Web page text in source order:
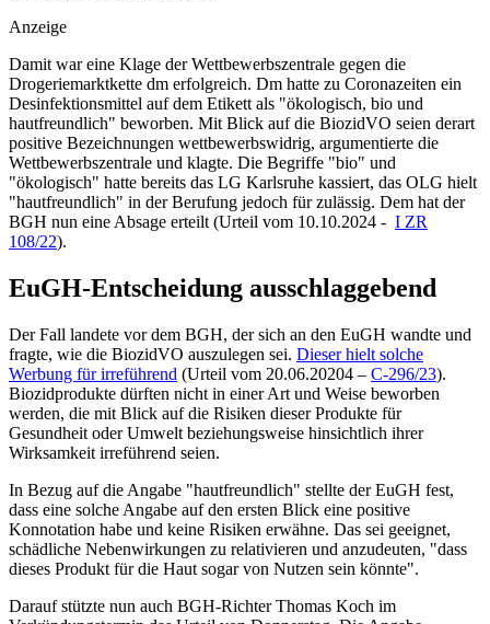
Anzeige
Damit war eine Klage der Wettbewerbszentrale gegen die
Drogeriemarktkette dm erfolgreich. Dm hatte zu Coronazeiten ein
Desinfektionsmittel auf dem Etikett als "ökologisch, bio und
hautfreundlich" beworben. Mit Blick auf die BiozidVO seien derart
positive Bezeichnungen wettbewerbswidrig, argumentierte die
Wettbewerbszentrale und klagte. Die Begriffe "bio" und
"ökologisch" hatte bereits das LG Karlsruhe kassiert, das OLG hielt
"hautfreundlich" in der Berufung jedoch für zulässig. Dem hat der
BGH nun eine Absage erteilt (Urteil vom 10.10.2024 - I ZR
108/22).
EuGH-Entscheidung ausschlaggebend
Der Fall landete vor dem BGH, der sich an den EuGH wandte und
fragte, wie die BiozidVO auszulegen sei. Dieser hielt solche
Werbung für irreführend (Urteil vom 20.06.20204 – C-296/23).
Biozidprodukte dürften nicht in einer Art und Weise beworben
werden, die mit Blick auf die Risiken dieser Produkte für
Gesundheit oder Umwelt beziehungsweise hinsichtlich ihrer
Wirksamkeit irreführend seien.
In Bezug auf die Angabe "hautfreundlich" stellte derEuGH fest,
dass eine solche Angabe auf den ersten Blick eine positive
Konnotation habe und keine Risiken erwähne. Das sei geeignet,
schädliche Nebenwirkungen zu relativieren und anzudeuten, "dass
dieses Produkt für die Haut sogar von Nutzen sein könnte".
Darauf stützte nun auch BGH-Richter Thomas Koch im